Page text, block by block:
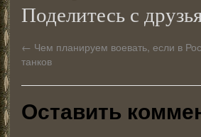
Поделитесь с
← Чем планируем воевать, если в
танков
Оставить